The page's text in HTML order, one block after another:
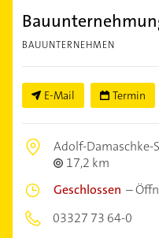
BAUUNTERNEHMEN
E-Mail Termin
Adolf-Damaschke-
17,2 km
Geschlossen –
03327 73 64-0